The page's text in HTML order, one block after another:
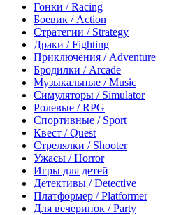
Гонки / Racing
Боевик / Action
Стратегии / Strategy
Драки / Fighting
Приключения / Adventure
Бродилки / Arcade
Музыкальные / Music
Симуляторы / Simulator
Ролевые / RPG
Спортивные / Sport
Квест / Quest
Стрелялки / Shooter
Ужасы / Horror
Игры для детей
Детективы / Detective
Платформер / Platformer
Для вечеринок / Party